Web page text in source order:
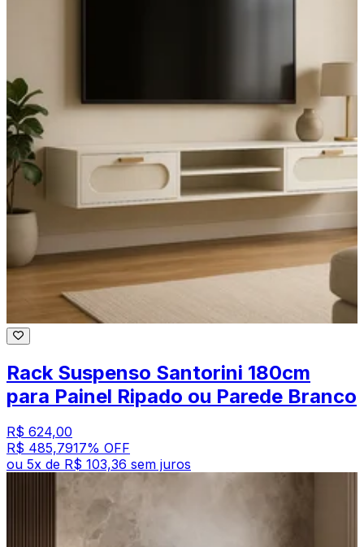
Rack Suspenso Santorini 180cm
para Painel Ripado ou Parede Branco
R$ 624,00
R$ 485,7917% OFF
ou 5x de R$ 103,36 sem juros